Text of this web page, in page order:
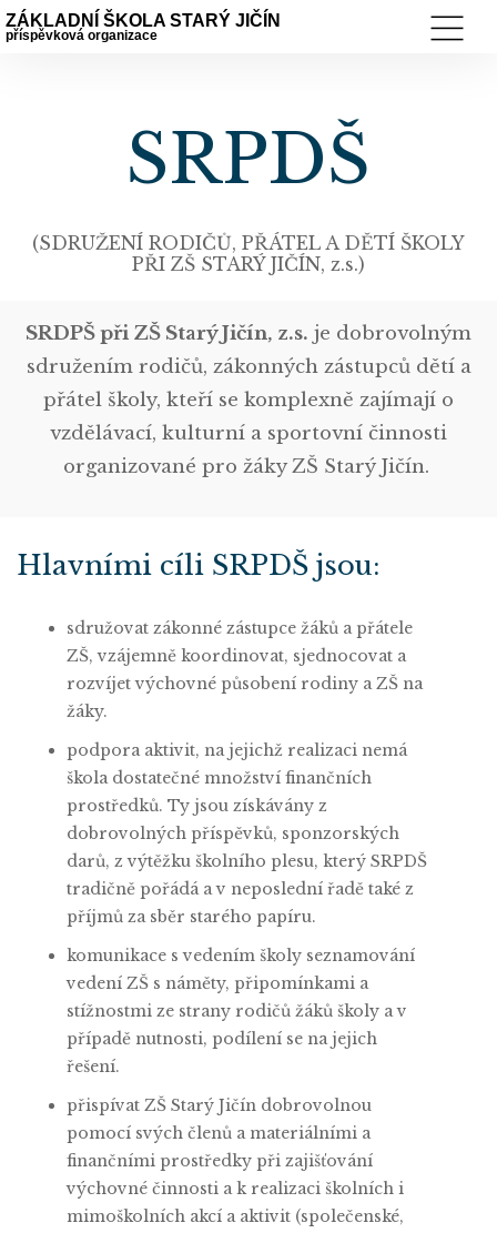
ZÁKLADNÍ ŠKOLA STARÝ JIČÍN
příspěvková organizace
SRPDŠ
(SDRUŽENÍ RODIČŮ, PŘÁTEL A DĚTÍ ŠKOLY
PŘI ZŠ STARÝ JIČÍN, z.s.)
SRDPŠ při ZŠ Starý Jičín, z.s. je dobrovolným
sdružením rodičů, zákonných zástupců dětí a
přátel školy, kteří se komplexně zajímají o
vzdělávací, kulturní a sportovní činnosti
organizované pro žáky ZŠ Starý Jičín.
Hlavními cíli SRPDŠ jsou:
sdružovat zákonné zástupce žáků a přátele
ZŠ, vzájemně koordinovat, sjednocovat a
rozvíjet výchovné působení rodiny a ZŠ na
žáky.
podpora aktivit, na jejichž realizaci nemá
škola dostatečné množství finančních
prostředků. Ty jsou získávány z
dobrovolných příspěvků, sponzorských
darů, z výtěžku školního plesu, který SRPDŠ
tradičně pořádá a v neposlední řadě také z
příjmů za sběr starého papíru.
komunikace s vedením školy seznamování
vedení ZŠ s náměty, připomínkami a
stížnostmi ze strany rodičů žáků školy a v
případě nutnosti, podílení se na jejich
řešení.
přispívat ZŠ Starý Jičín dobrovolnou
pomocí svých členů a materiálními a
finančními prostředky při zajišťování
výchovné činnosti a k realizaci školních i
mimoškolních akcí a aktivit (společenské,